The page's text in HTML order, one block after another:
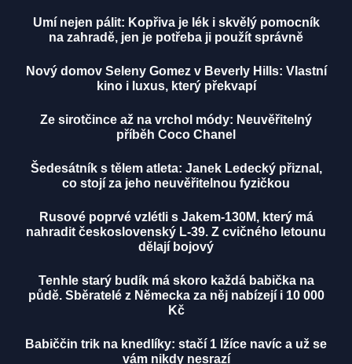
Umí nejen pálit: Kopřiva je lék i skvělý pomocník
na zahradě, jen je potřeba ji použít správně
Nový domov Seleny Gomez v Beverly Hills: Vlastní
kino i luxus, který překvapí
Ze sirotčince až na vrchol módy: Neuvěřitelný
příběh Coco Chanel
Šedesátník s tělem atleta: Janek Ledecký přiznal,
co stojí za jeho neuvěřitelnou fyzičkou
Rusové poprvé vzlétli s Jakem-130M, který má
nahradit československý L-39. Z cvičného letounu
dělají bojový
Tenhle starý budík má skoro každá babička na
půdě. Sběratelé z Německa za něj nabízejí i 10 000
Kč
Babiččin trik na knedlíky: stačí 1 lžíce navíc a už se
vám nikdy nesrazí